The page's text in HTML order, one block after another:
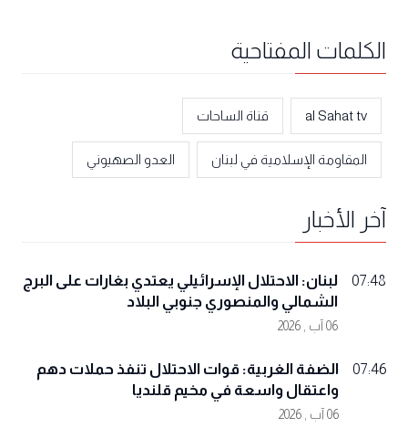
الكلمات المفتاحية
al Sahat tv قناة الساحات
المقاومة الإسلامية في لبنان العدو الصهيوني
آخر الأخبار
07:48
لبنان: الاحتلال الإسرائيلي يعتدي بغارات على البرج
الشمالي والمنصوري جنوبي البلاد
06 آب , 2026
07:46
الضفة الغربية: قوات الاحتلال تنفذ حملات دهم
واعتقال واسعة في مخيم قلنديا
06 آب , 2026